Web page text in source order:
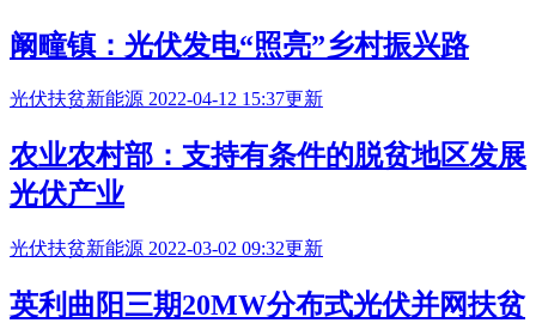
阚疃镇：光伏发电“照亮”乡村振兴路
光伏扶贫新能源 2022-04-12 15:37更新
农业农村部：支持有条件的脱贫地区发展
光伏产业
光伏扶贫新能源 2022-03-02 09:32更新
英利曲阳三期20MW分布式光伏并网扶贫